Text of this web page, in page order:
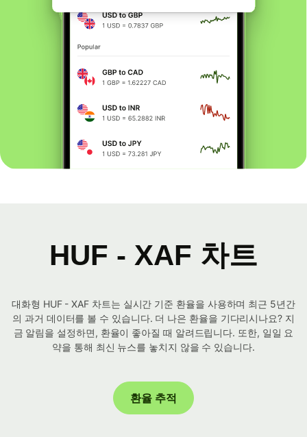
HUF - XAF 차트
대화형 HUF - XAF 차트는 실시간 기준 환율을 사용하며 최근 5년간
의 과거 데이터를 볼 수 있습니다. 더 나은 환율을 기다리시나요? 지
금 알림을 설정하면, 환율이 좋아질 때 알려드립니다. 또한, 일일 요
약을 통해 최신 뉴스를 놓치지 않을 수 있습니다.
환율 추적